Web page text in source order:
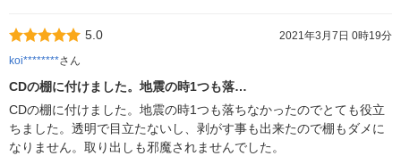
5.0
2021年3月7日 0時19分
koi********さん
CDの棚に付けました。地震の時1つも落…
CDの棚に付けました。地震の時1つも落ちなかったのでとても役立
ちました。透明で目立たないし、剥がす事も出来たので棚もダメに
なりません。取り出しも邪魔されませんでした。